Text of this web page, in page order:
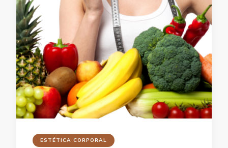
ESTÉTICA CORPORAL